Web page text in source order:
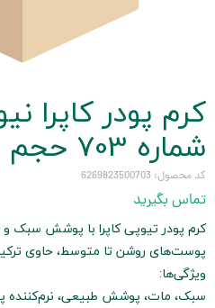
کرم پودر کاپرا
شماره 703 حجم 30 میلی لیتر
کد محصول: 6269823500703
تماس بگیرید
کرم پودر تیوپی کاپرا با پوشش سبک
پوست‌های روشن تا متوسط، حاوی
ویژگی‌ها:
سبک، مات، پوشش طبیعی،